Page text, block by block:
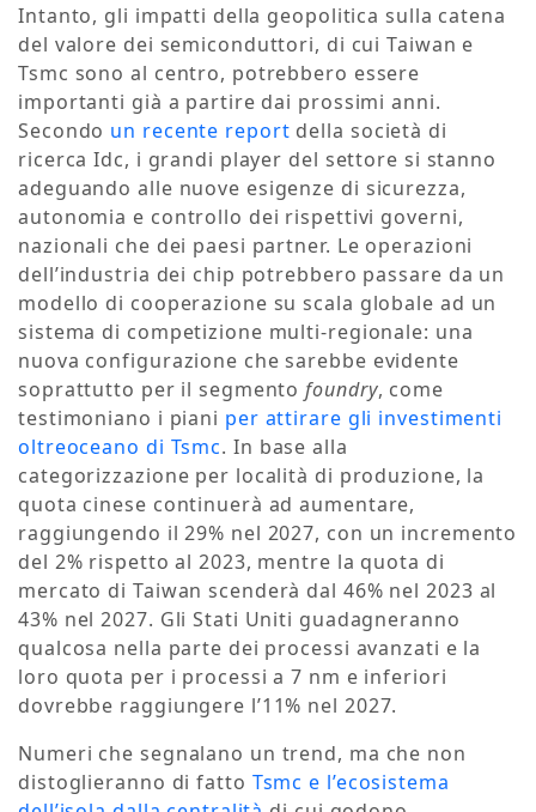
Intanto, gli impatti della geopolitica sulla catena
del valore dei semiconduttori, di cui Taiwan e
Tsmc sono al centro, potrebbero essere
importanti già a partire dai prossimi anni.
Secondo un recente report della società di
ricerca Idc, i grandi player del settore si stanno
adeguando alle nuove esigenze di sicurezza,
autonomia e controllo dei rispettivi governi,
nazionali che dei paesi partner. Le operazioni
dell’industria dei chip potrebbero passare da un
modello di cooperazione su scala globale ad un
sistema di competizione multi-regionale: una
nuova configurazione che sarebbe evidente
soprattutto per il segmentofoundry, come
testimoniano i piani per attirare gli investimenti
oltreoceano di Tsmc. In base alla
categorizzazione per località di produzione, la
quota cinese continuerà ad aumentare,
raggiungendo il 29% nel 2027, con un incremento
del 2% rispetto al 2023, mentre la quota di
mercato di Taiwan scenderà dal 46% nel 2023 al
43% nel 2027. Gli Stati Uniti guadagneranno
qualcosa nella parte dei processi avanzati e la
loro quota per i processi a 7 nm e inferiori
dovrebbe raggiungere l’11% nel 2027.
Numeri che segnalano un trend, ma che non
distoglieranno di fatto Tsmc e l’ecosistema